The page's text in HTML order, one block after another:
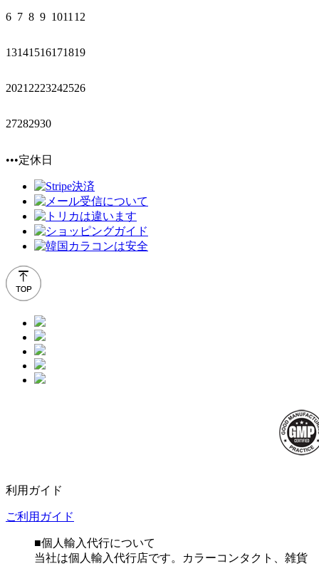
6 7 8 9 1011 12
13141516171819
2021 2223242526
27282930
•••定休日
利用ガイド
ご利用ガイド
■個人輸入代行について
当社は個人輸入代行店です。カラーコンタクト、雑貨